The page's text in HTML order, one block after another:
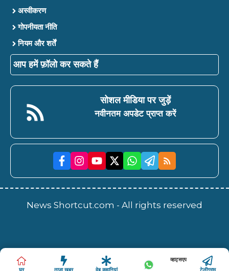
अस्वीकरण
गोपनीयता नीति
नियम और शर्तें
आप हमें फ़ॉलो कर सकते हैं
सोशल मीडिया पर जुड़ें
नवीनतम अपडेट प्राप्त करें
News Shortcut.com - All rights reserved
व्हाट्सएप